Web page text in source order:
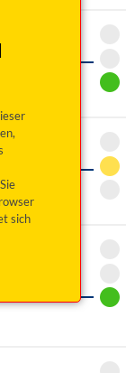
sich
Dong